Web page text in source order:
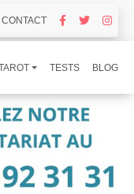
CONTACT
TESTS BLOG